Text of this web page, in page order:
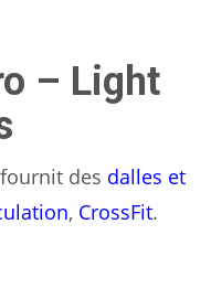
– Light
des dalles et
, CrossFit.